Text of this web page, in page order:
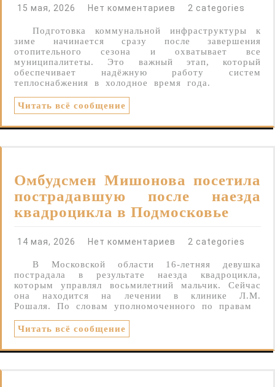
15 мая, 2026 Нет комментариев 2 categories
Подготовка коммунальной инфраструктуры к
зиме начинается сразу после завершения
отопительного сезона и охватывает все
муниципалитеты. Это важный этап, который
обеспечивает надёжную работу систем
теплоснабжения в холодное время года.
Читать всё сообщение
Омбудсмен Мишонова посетила
пострадавшую после наезда
квадроцикла в Подмосковье
14 мая, 2026 Нет комментариев 2 categories
В Московской области 16-летняя девушка
пострадала в результате наезда квадроцикла,
которым управлял восьмилетний мальчик. Сейчас
она находится на лечении в клинике Л.М.
Рошаля. По словам уполномоченного по правам
Читать всё сообщение